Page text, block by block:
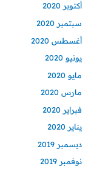
أكتوبر 2020
سبتمبر 2020
أغسطس 2020
يونيو 2020
مايو 2020
مارس 2020
فبراير 2020
يناير 2020
ديسمبر 2019
نوفمبر 2019